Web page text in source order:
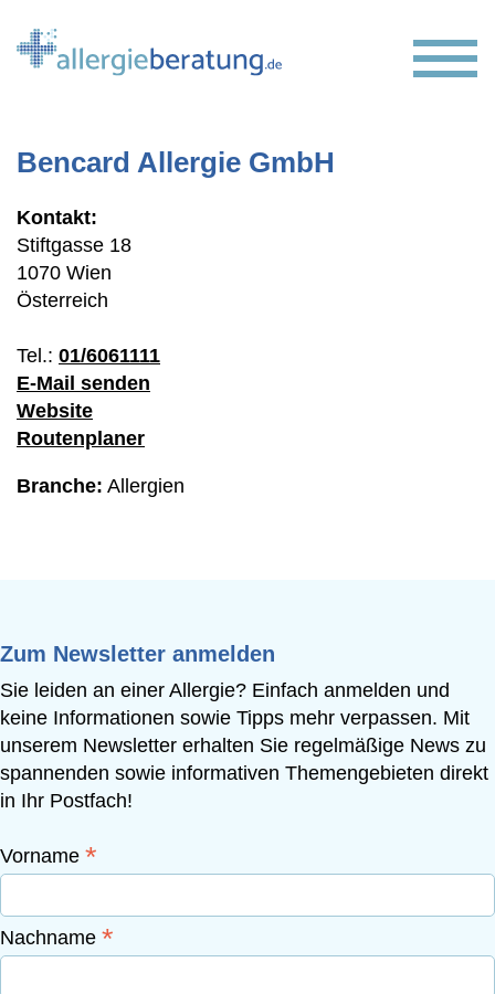
Hauptinhalt
Bencard Allergie GmbH
Kontakt:
Stiftgasse 18
1070 Wien
Österreich
Tel.: 01/6061111
E-Mail senden
Website
Routenplaner
Branche: Allergien
Zum Newsletter anmelden
Sie leiden an einer Allergie? Einfach anmelden und
keine Informationen sowie Tipps mehr verpassen. Mit
unserem Newsletter erhalten Sie regelmäßige News zu
spannenden sowie informativen Themengebieten direkt
in Ihr Postfach!
Vorname *
Nachname *